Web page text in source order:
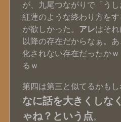
が、九尾つながりで「うし
紅蓮のような終わり方を
が欲しかった。 アレはそ
以降の存在だからなぁ。
化されない存在だったか
るｗ
第四は第三と似てるかもし
なに話を大きくしな
ゃね？という点。